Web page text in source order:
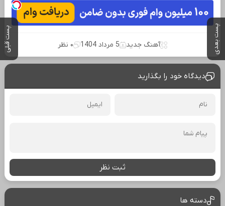
پست بعدی پست قبلی آهنگ جدید 5 مرداد 1404 ۰ نظر
دیدگاه خود را بگذارید
ثبت نظر
دسته ها